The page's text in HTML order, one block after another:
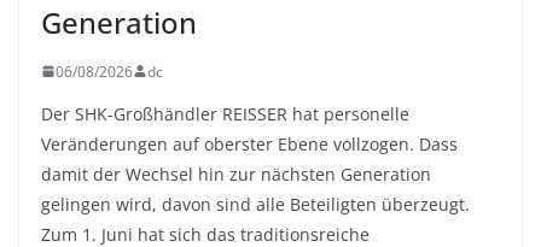
Generation
06/08/2026 dc
Der SHK-Großhändler REISSER hat personelle
Veränderungen auf oberster Ebene vollzogen. Dass
damit der Wechsel hin zur nächsten Generation
gelingen wird, davon sind alle Beteiligten überzeugt.
Zum 1. Juni hat sich das traditionsreiche